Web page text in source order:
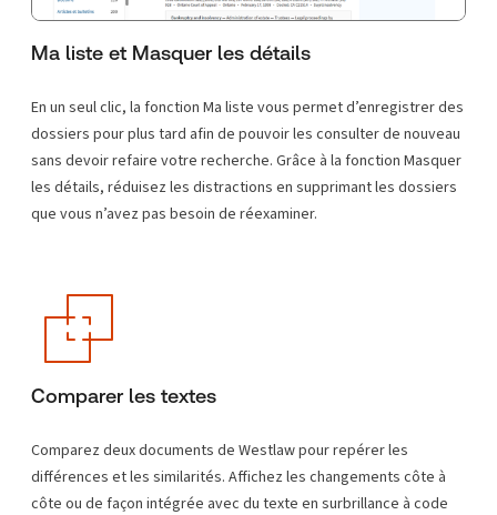
Ma liste et Masquer les détails
En un seul clic, la fonction Ma liste vous permet d’enregistrer des
dossiers pour plus tard afin de pouvoir les consulter de nouveau
sans devoir refaire votre recherche. Grâce à la fonction Masquer
les détails, réduisez les distractions en supprimant les dossiers
que vous n’avez pas besoin de réexaminer.
Comparer les textes
Comparez deux documents de Westlaw pour repérer les
différences et les similarités. Affichez les changements côte à
côte ou de façon intégrée avec du texte en surbrillance à code